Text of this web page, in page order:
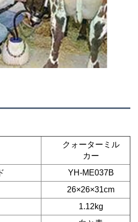
クォーターミル
カー
YH-ME037B
26×26×31cm
1.12kg